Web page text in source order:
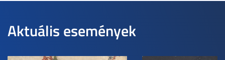
Aktuális események